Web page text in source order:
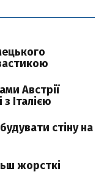
Австрії
Італією
стіну на
жорсткі